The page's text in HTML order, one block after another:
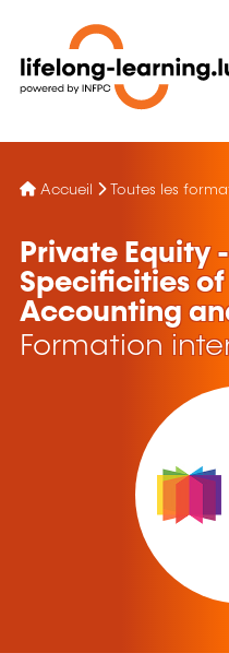
Accueil Toutes les
Private Equity
Specificities of
Accounting
Formation